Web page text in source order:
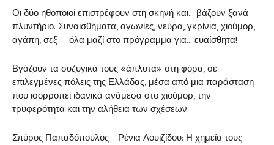
Οι δύο ηθοποιοί επιστρέφουν στη σκηνή και… βάζουν ξανά
πλυντήριο. Συναισθήματα, αγωνίες, νεύρα, γκρίνια, χιούμορ,
αγάπη, σεξ — όλα μαζί στο πρόγραμμα για… ευαίσθητα!
Βγάζουν τα συζυγικά τους «άπλυτα» στη φόρα, σε
επιλεγμένες πόλεις της Ελλάδας, μέσα από μια παράσταση
που ισορροπεί ιδανικά ανάμεσα στο χιούμορ, την
τρυφερότητα και την αλήθεια των σχέσεων.
Σπύρος Παπαδόπουλος – Ρένια Λουιζίδου: Η χημεία τους